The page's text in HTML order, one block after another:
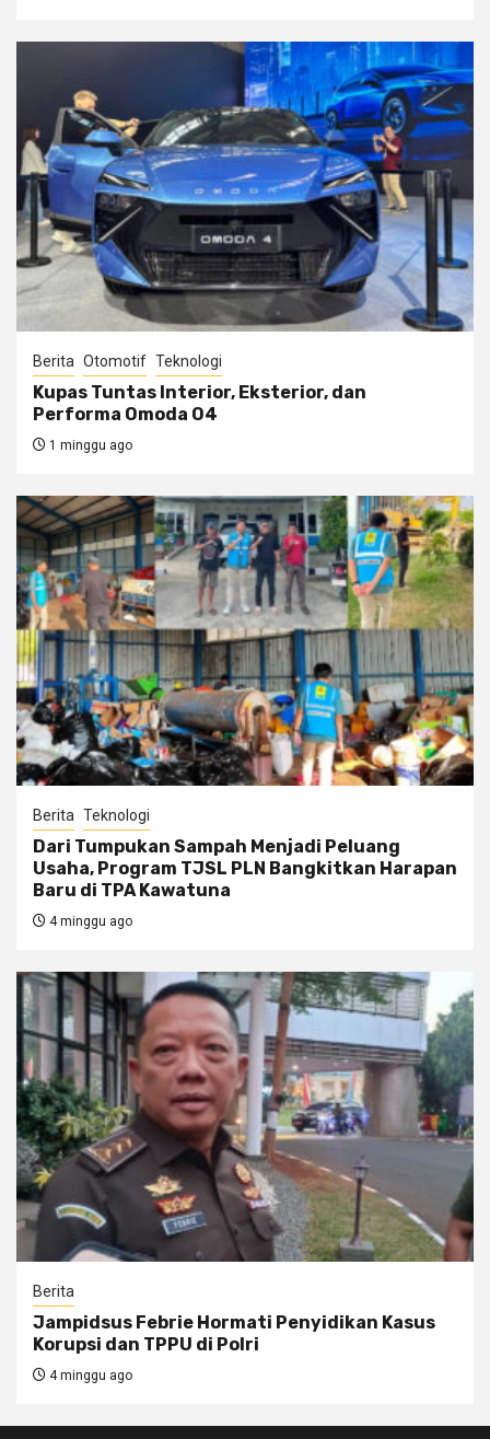
Berita Otomotif Teknologi
Kupas Tuntas Interior, Eksterior, dan
Performa Omoda O4
1 minggu ago
Berita Teknologi
Dari Tumpukan Sampah Menjadi Peluang
Usaha, Program TJSL PLN Bangkitkan Harapan
Baru di TPA Kawatuna
4 minggu ago
Berita
Jampidsus Febrie Hormati Penyidikan Kasus
Korupsi dan TPPU di Polri
4 minggu ago